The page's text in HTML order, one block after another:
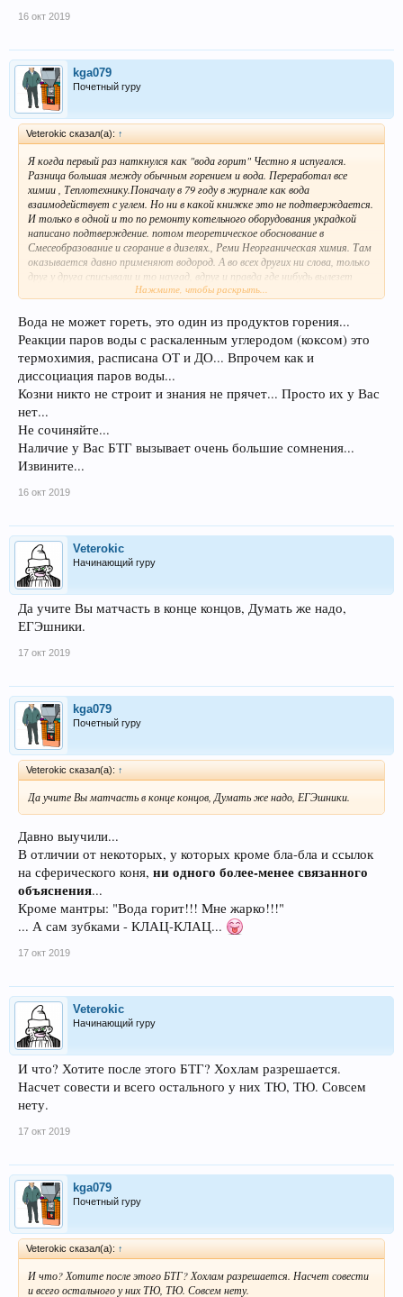
16 окт 2019
kga079
Почетный гуру
Veterokic сказал(а): ↑
Я когда первый раз наткнулся как "вода горит" Честно я испугался.
Разница большая между обычным горением и вода. Переработал все
химии , Теплотехнику.Поначалу в 79 году в журнале как вода
взаимодействует с углем. Но ни в какой книжке это не подтверждается.
И только в одной и то по ремонту котельного оборудования украдкой
написано подтверждение. потом теоретическое обоснование в
Смесеобразование и сгорание в дизелях., Реми Неорганическая химия. Там
оказывается давно применяют водород. А во всех других ни слова, только
друг у друга списывали и то наугад, вдруг и правда где нибудь вылезет
Одним словом мусор. И Вы многоуважаемые повторяете и утверждаете
угодно долго. Без шума и пыли.
Нажмите, чтобы раскрыть...
Вода не может гореть, это один из продуктов горения...
Реакции паров воды с раскаленным углеродом (коксом) это
термохимия, расписана ОТ и ДО... Впрочем как и
диссоциация паров воды...
Козни никто не строит и знания не прячет... Просто их у Вас
нет...
Не сочиняйте...
Наличие у Вас БТГ вызывает очень большие сомнения...
Извините...
16 окт 2019
Veterokic
Начинающий гуру
Да учите Вы матчасть в конце концов, Думать же надо,
ЕГЭшники.
17 окт 2019
kga079
Почетный гуру
Veterokic сказал(а): ↑
Да учите Вы матчасть в конце концов, Думать же надо, ЕГЭшники.
Давно выучили...
В отличии от некоторых, у которых кроме бла-бла и ссылок
на сферического коня, ни одного более-менее связанного
объяснения...
Кроме мантры: "Вода горит!!! Мне жарко!!!"
... А сам зубками - КЛАЦ-КЛАЦ...
17 окт 2019
Veterokic
Начинающий гуру
И что? Хотите после этого БТГ? Хохлам разрешается.
Насчет совести и всего остального у них ТЮ, ТЮ. Совсем
нету.
17 окт 2019
kga079
Почетный гуру
Veterokic сказал(а): ↑
И что? Хотите после этого БТГ? Хохлам разрешается. Насчет совести
и всего остального у них ТЮ, ТЮ. Совсем нету.